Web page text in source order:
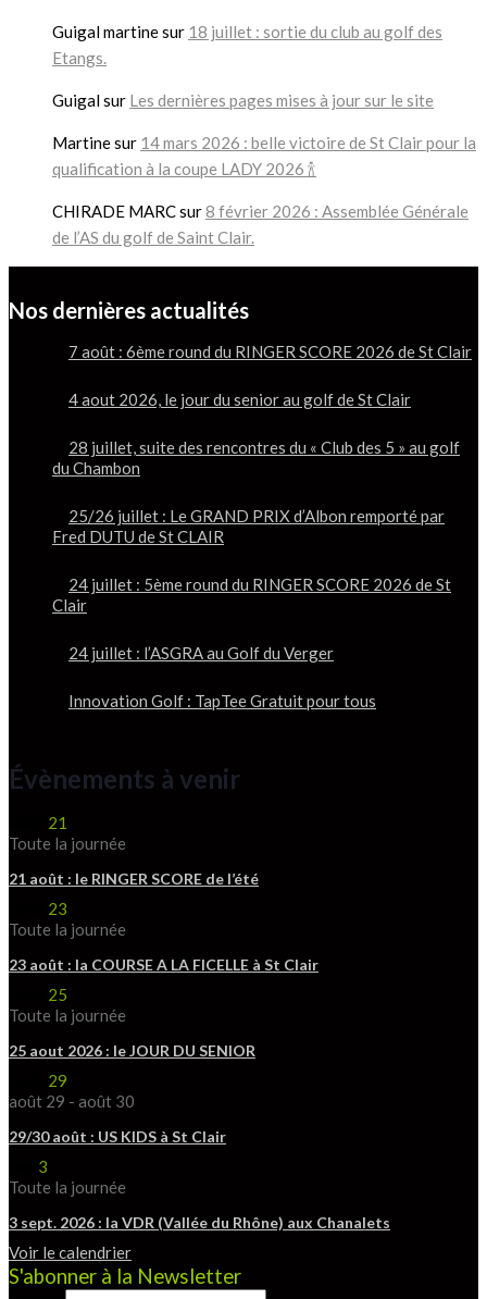
Guigal martinesur 18 juillet : sortie du club au golf des
Etangs.
Guigalsur Les dernières pages mises à jour sur le site
Martinesur 14 mars 2026 : belle victoire de St Clair pour la
qualification à la coupe LADY 2026 🍾
CHIRADE MARCsur8 février 2026 : Assemblée Générale
de l’AS du golf de Saint Clair.
Nos dernières actualités
7 août : 6ème round du RINGER SCORE 2026 de St Clair
4 aout 2026, le jour du senior au golf de St Clair
28 juillet, suite des rencontres du « Club des 5 » au golf
du Chambon
25/26 juillet : Le GRAND PRIX d’Albon remporté par
Fred DUTU de St CLAIR
24 juillet : 5ème round du RINGER SCORE 2026 de St
Clair
24 juillet : l’ASGRA au Golf du Verger
Innovation Golf : TapTee Gratuit pour tous
Évènements à venir
21
Toute la journée
21 août : le RINGER SCORE de l’été
23
Toute la journée
23 août : la COURSE A LA FICELLE à St Clair
25
Toute la journée
25 aout 2026 : le JOUR DU SENIOR
29
août 29 - août 30
29/30 août : US KIDS à St Clair
3
Toute la journée
3 sept. 2026 : la VDR (Vallée du Rhône) aux Chanalets
Voir le calendrier
S'abonner à la Newsletter